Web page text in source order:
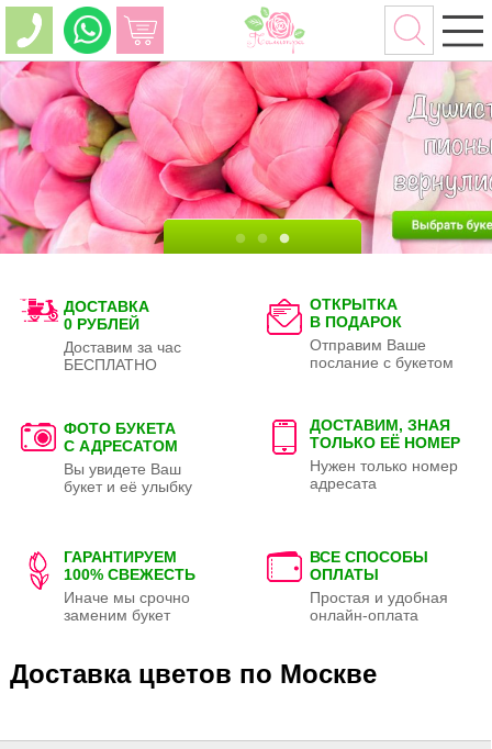
ДОСТАВКА
0 РУБЛЕЙ
Доставим за час
БЕСПЛАТНО
ОТКРЫТКА
В ПОДАРОК
Отправим Ваше
послание с букетом
ФОТО БУКЕТА
С АДРЕСАТОМ
Вы увидете Ваш
букет и её улыбку
ДОСТАВИМ, ЗНАЯ
ТОЛЬКО ЕЁ НОМЕР
Нужен только номер
адресата
ГАРАНТИРУЕМ
100% СВЕЖЕСТЬ
Иначе мы срочно
заменим букет
ВСЕ СПОСОБЫ
ОПЛАТЫ
Простая и удобная
онлайн-оплата
Доставка цветов по Москве